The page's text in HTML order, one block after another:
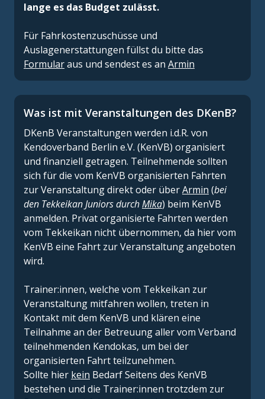
lange es das Budget zulässt.
Für Fahrkostenzuschüsse und
Auslagenerstattungen füllst du bitte das
Formularaus und sendest es an Armin
Was ist mit Veranstaltungen des DKenB?
DKenB Veranstaltungen werden i.d.R. von
Kendoverband Berlin e.V. (KenVB) organisiert
und finanziell getragen. Teilnehmende sollten
sich für die vom KenVB organisierten Fahrten
zur Veranstaltung direkt oder überArmin (bei
den Tekkeikan Juniors durchMika) beim KenVB
anmelden. Privat organisierte Fahrten werden
vom Tekkeikan nicht übernommen, da hier vom
KenVB eine Fahrt zur Veranstaltung angeboten
wird.
Trainer:innen, welche vom Tekkeikan zur
Veranstaltung mitfahren wollen, treten in
Kontakt mit dem KenVB und klären eine
Teilnahme an der Betreuung aller vom Verband
teilnehmenden Kendokas, um bei der
organisierten Fahrt teilzunehmen.
Sollte hier kein Bedarf Seitens des KenVB
bestehen und die Trainer:innen trotzdem zur